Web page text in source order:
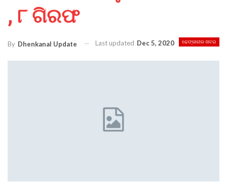
, ୮ ଗିରଫ
ଢେଙ୍କାନାଳ ଖବର
By Dhenkanal Update Last updated Dec 5, 2020